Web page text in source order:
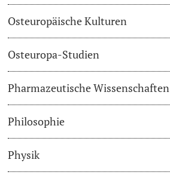
Osteuropäische Kulturen
Osteuropa-Studien
Pharmazeutische Wissenschaften
Philosophie
Physik